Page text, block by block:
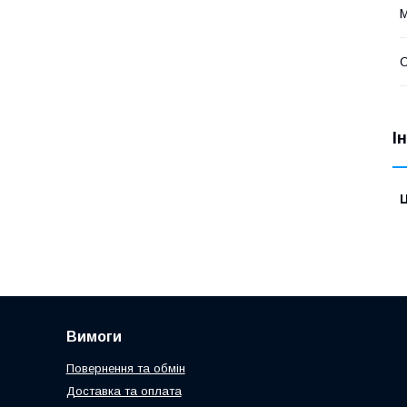
Вимоги
Повернення та обмін
Доставка та оплата